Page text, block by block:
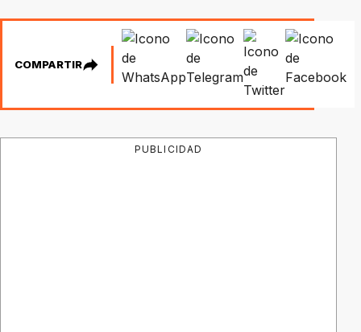
COMPARTIR
PUBLICIDAD